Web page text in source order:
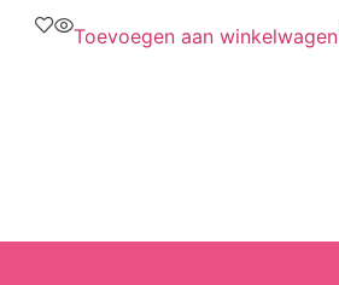
Toevoegen aan winkelwagen